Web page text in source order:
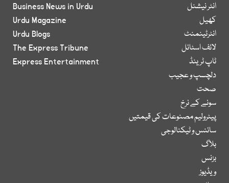
انٹر نیشنل
کھیل
انٹرٹینمنٹ
لائف اسٹائل
ٹاپ ٹرینڈ
دلچسپ و عجیب
صحت
سونے کے نرخ
پیٹرولیم مصنوعات کی قیمتیں
سائنس و ٹیکنالوجی
بلاگ
بزنس
ویڈیوز
Business News in Urdu
Urdu Magazine
Urdu Blogs
The Express Tribune
Express Entertainment